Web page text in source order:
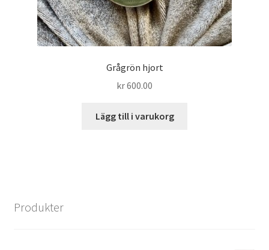
Grågrön hjort
kr600.00
Lägg till i varukorg
Produkter